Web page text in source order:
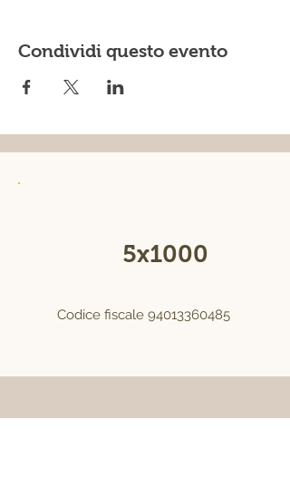
Condividi questo evento
5x1000
Codice fiscale 94013360485